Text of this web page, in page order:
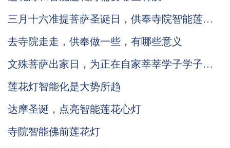
三月十六准提菩萨圣诞日，供奉寺院智能莲花
去寺院走走，供奉做一些，有哪些意义
文殊菩萨出家日，为正在自家莘莘学子学子供
莲花灯智能化是大势所趋
达摩圣诞，点亮智能莲花心灯
寺院智能佛前莲花灯